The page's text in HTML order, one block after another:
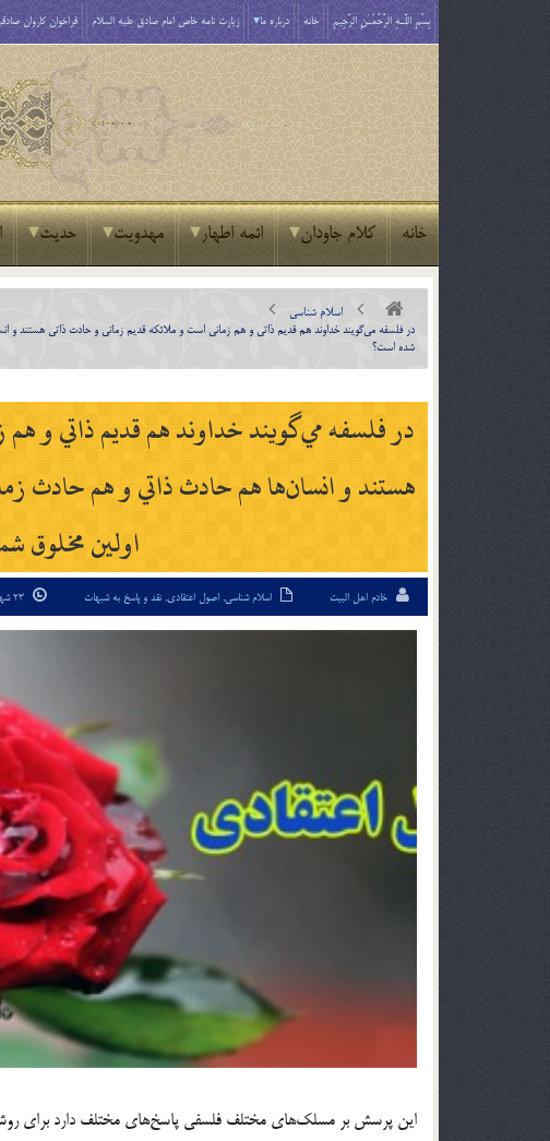
بِسْمِ اللَّـهِ الرَّحْمَـٰنِ الرَّحِيمِ خانه درباره ما زیارت نامه خاص امام صادق علیه السلام فراخوان کاروان
خانه کلام جاودان ائمه اطهار مهدویت حدیث
اسلام شناسی
در فلسفه مي‌گويند خداوند هم قديم ذاتي و هم زماني است و ملائكه قديم زماني و حادث ذاتي هستند و
شده است؟
در فلسفه مي‌گويند خداوند هم قديم ذاتي و
هستند و انسان‌ها هم حادث ذاتي و هم حادث
اولين مخلوق
خادم اهل البیت اسلام شناسی, اصول اعتقادی, نقد و پاسخ به شبهات
اين پرسش بر مسلك‌هاي مختلف فلسفي پاسخ‌هاي مختلف دارد براي